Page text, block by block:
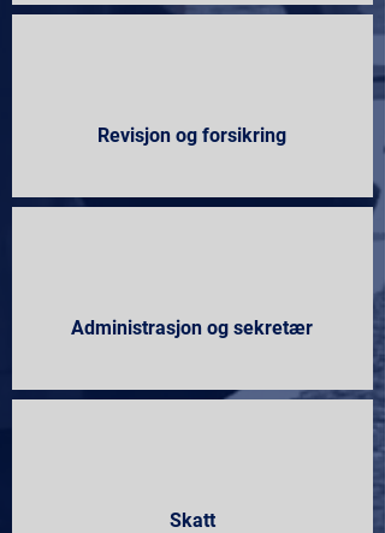
Revisjon og forsikring
Administrasjon og sekretær
Skatt